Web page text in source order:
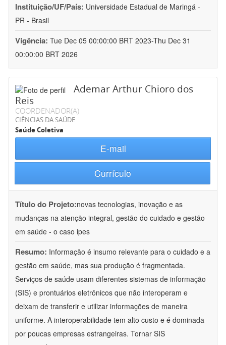
Instituição/UF/País: Universidade Estadual de Maringá -
PR - Brasil
Vigência: Tue Dec 05 00:00:00 BRT 2023-Thu Dec 31
00:00:00 BRT 2026
Ademar Arthur Chioro dos
Reis
COORDENADOR(A)
CIÊNCIAS DA SAÚDE
Saúde Coletiva
E-mail
Currículo
Título do Projeto:novas tecnologias, inovação e as
mudanças na atenção integral, gestão do cuidado e gestão
em saúde - o caso ipes
Resumo: Informação é insumo relevante para o cuidado e a
gestão em saúde, mas sua produção é fragmentada.
Serviços de saúde usam diferentes sistemas de informação
(SIS) e prontuários eletrônicos que não interoperam e
deixam de transferir e utilizar informações de maneira
uniforme. A interoperabilidade tem alto custo e é dominada
por poucas empresas estrangeiras. Tornar SIS